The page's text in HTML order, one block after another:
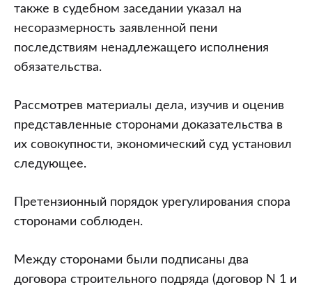
также в судебном заседании указал на
несоразмерность заявленной пени
последствиям ненадлежащего исполнения
обязательства.
Рассмотрев материалы дела, изучив и оценив
представленные сторонами доказательства в
их совокупности, экономический суд установил
следующее.
Претензионный порядок урегулирования спора
сторонами соблюден.
Между сторонами были подписаны два
договора строительного подряда (договор N 1 и